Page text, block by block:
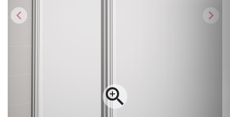
chevron_left

chevron_right